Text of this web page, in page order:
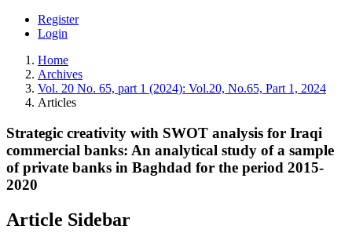
Register
Login
Home
Archives
Vol. 20 No. 65, part 1 (2024): Vol.20, No.65, Part 1, 2024
Articles
Strategic creativity with SWOT analysis for Iraqi
commercial banks: An analytical study of a sample
of private banks in Baghdad for the period 2015-
2020
Article Sidebar